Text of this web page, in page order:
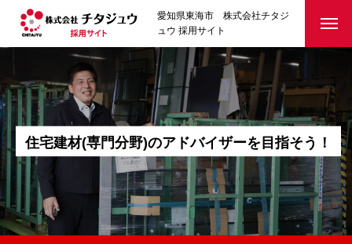
愛知県東海市 株式会社チタジ
ュウ 採用サイト
住宅建材(専門分野)のア ドバイザーを 目指そう ！